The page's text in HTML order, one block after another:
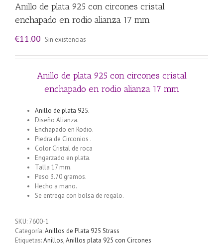
Anillo de plata 925 con circones cristal
enchapado en rodio alianza 17 mm
€11.00 Sin existencias
Anillo de plata 925 con circones cristal
enchapado en rodio alianza 17 mm
Anillo de plata 925.
Diseño Alianza.
Enchapado en Rodio.
Piedra de Circonios .
Color Cristal de roca
Engarzado en plata.
Talla 17 mm.
Peso 3.70 gramos.
Hecho a mano.
Se entrega con bolsa de regalo.
SKU: 7600-1
Categoría:Anillos de Plata 925 Strass
Etiquetas:Anillos,Anillos plata 925 con Circones